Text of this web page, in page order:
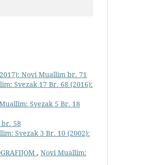
Novi Muallim br. 71
Svezak 17 Br. 68 (2016):
Svezak 5 Br. 18
58
Svezak 3 Br. 10 (2002):
, Novi Muallim: